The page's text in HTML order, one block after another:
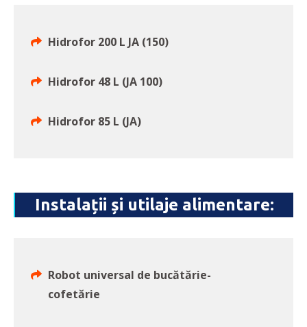
Hidrofor 200 L JA (150)
Hidrofor 48 L (JA 100)
Hidrofor 85 L (JA)
Instalații și utilaje alimentare:
Robot universal de bucătărie-
cofetărie